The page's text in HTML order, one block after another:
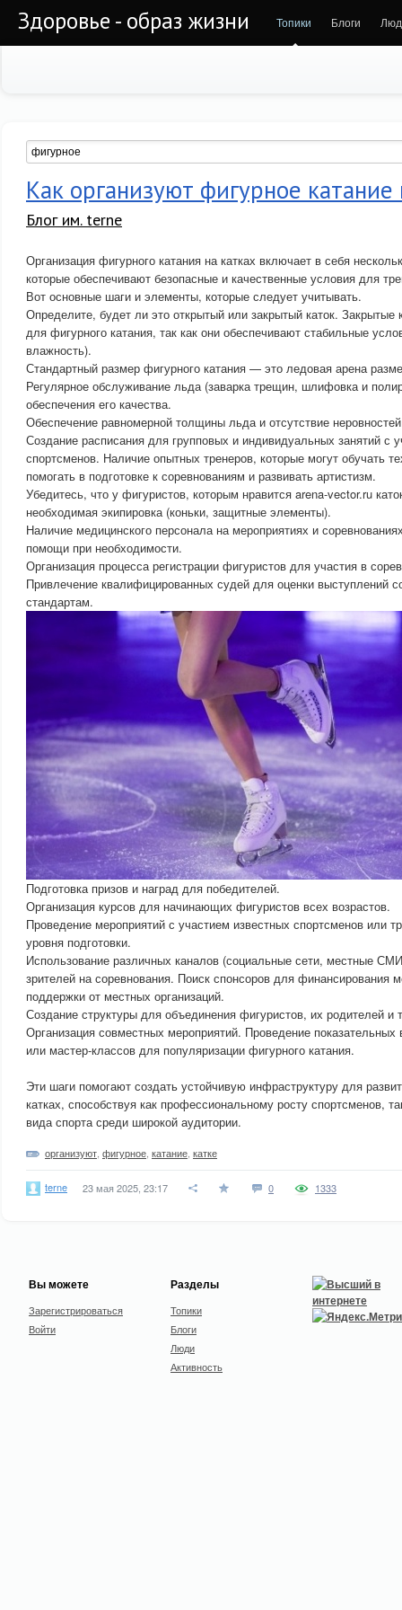
Здоровье - образ жизни Топики Блоги
Как организуют фигурное катание
Блог им. terne
Организация фигурного катания на катках включает в себя
которые обеспечивают безопасные и качественные условия для
Вот основные шаги и элементы, которые следует учитывать.
Определите, будет ли это открытый или закрытый каток. Закрытые
для фигурного катания, так как они обеспечивают стабильные
влажность).
Стандартный размер фигурного катания — это ледовая арена
Регулярное обслуживание льда (заварка трещин, шлифовка и
обеспечения его качества.
Обеспечение равномерной толщины льда и отсутствие
Создание расписания для групповых и индивидуальных занятий с
спортсменов. Наличие опытных тренеров, которые могут обучать
помогать в подготовке к соревнованиям и развивать артистизм.
Убедитесь, что у фигуристов, которым нравится arena-vector.ru
необходимая экипировка (коньки, защитные элементы).
Наличие медицинского персонала на мероприятиях и
помощи при необходимости.
Организация процесса регистрации фигуристов для участия в
Привлечение квалифицированных судей для оценки выступлений
стандартам.
Подготовка призов и наград для победителей.
Организация курсов для начинающих фигуристов всех возрастов.
Проведение мероприятий с участием известных спортсменов или
уровня подготовки.
Использование различных каналов (социальные сети, местные
зрителей на соревнования. Поиск спонсоров для финансирования
поддержки от местных организаций.
Создание структуры для объединения фигуристов, их родителей и
Организация совместных мероприятий. Проведение
или мастер-классов для популяризации фигурного катания.
Эти шаги помогают создать устойчивую инфраструктуру для
катках, способствуя как профессиональному росту спортсменов,
вида спорта среди широкой аудитории.
организуют фигурное катание катке
terne 23 мая 2025, 23:17 0 1333
Вы можете
Зарегистрироваться
Войти
Разделы
Топики
Блоги
Люди
Активность